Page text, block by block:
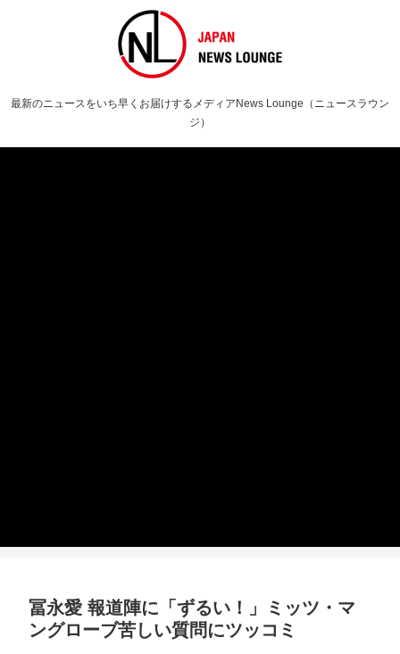
最新のニュースをいち早くお届けするメディアNews Lounge（ニュースラウン
ジ）
冨永愛 報道陣に「ずるい！」ミッツ・マ
ングローブ苦しい質問にツッコミ